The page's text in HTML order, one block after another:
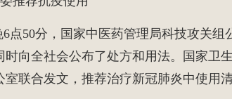
点50分，国家中医药管理局科技攻关组
时向全社会公布了处方和用法。国家卫
室联合发文，推荐治疗新冠肺炎中使用清